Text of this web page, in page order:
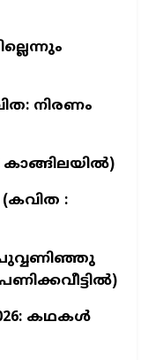
നിരണം
:
കഥകൾ